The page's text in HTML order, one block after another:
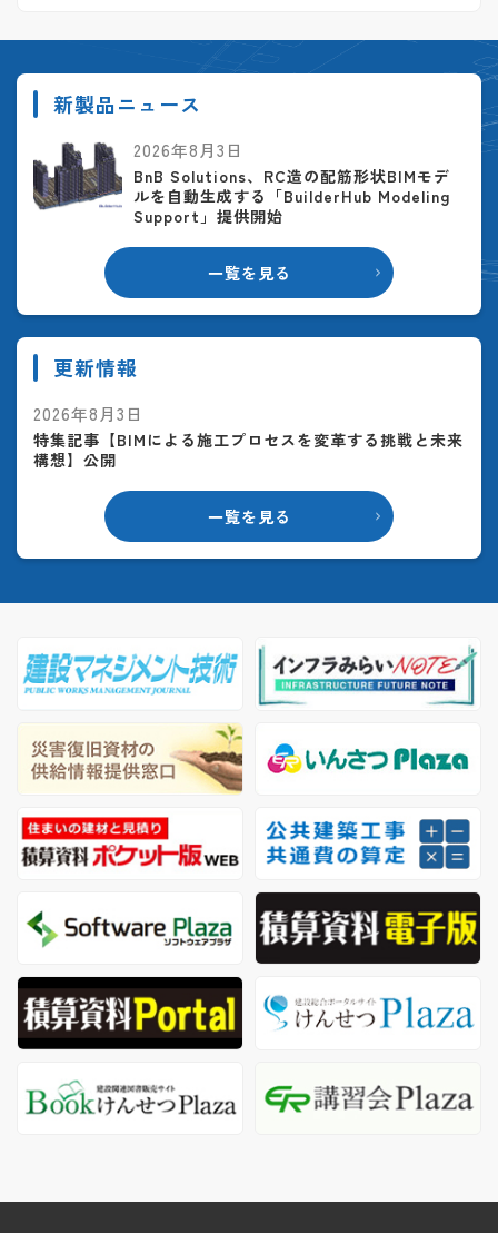
新製品ニュース
一覧を見る
2026年8月3日
BnB Solutions、RC造の配筋形状BIMモデ
ルを自動生成する「BuilderHub Modeling
Support」提供開始
更新情報
一覧を見る
2026年8月3日
特集記事【BIMによる施工プロセスを変革する挑戦と未来
構想】公開